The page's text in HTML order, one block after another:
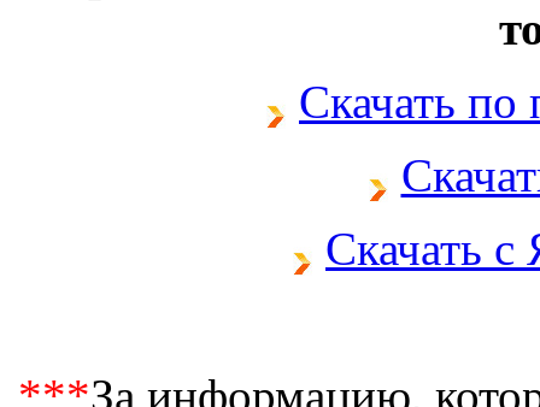
Скачать
Скачать
***За информацию,